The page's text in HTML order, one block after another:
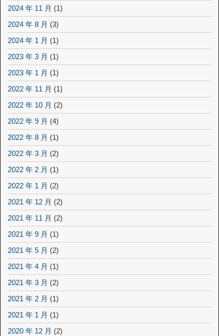
2024 年 11 月 (1)
2024 年 8 月 (3)
2024 年 1 月 (1)
2023 年 3 月 (1)
2023 年 1 月 (1)
2022 年 11 月 (1)
2022 年 10 月 (2)
2022 年 9 月 (4)
2022 年 8 月 (1)
2022 年 3 月 (2)
2022 年 2 月 (1)
2022 年 1 月 (2)
2021 年 12 月 (2)
2021 年 11 月 (2)
2021 年 9 月 (1)
2021 年 5 月 (2)
2021 年 4 月 (1)
2021 年 3 月 (2)
2021 年 2 月 (1)
2021 年 1 月 (1)
2020 年 12 月 (2)